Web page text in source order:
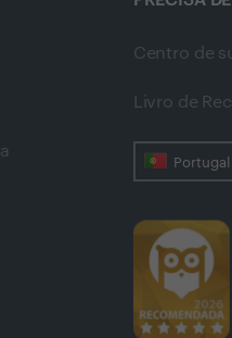
Centro de
Livro de
Portugal